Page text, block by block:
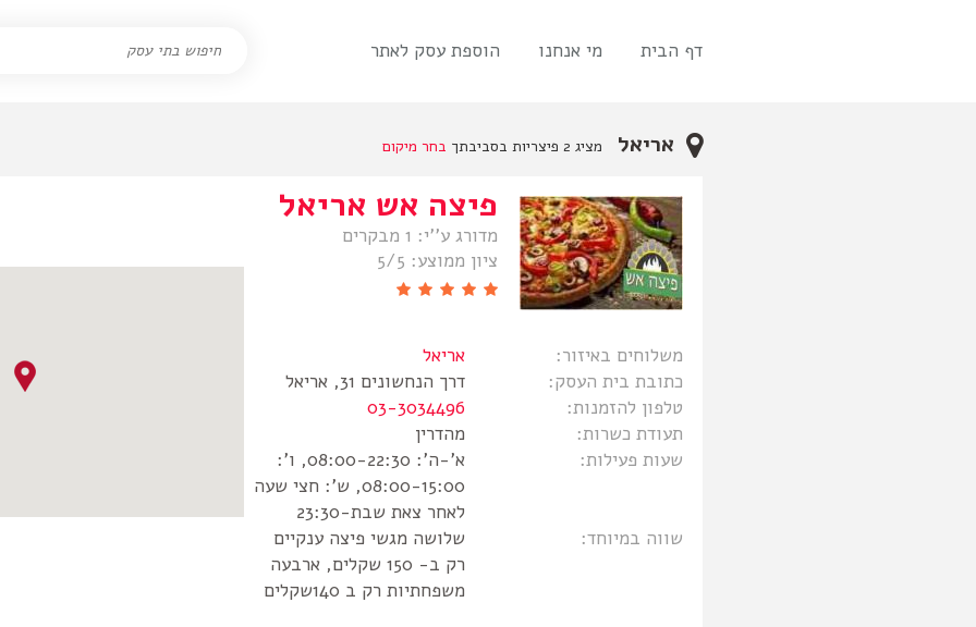
דף הבית מי אנחנו הוספת עסק לאתר
אריאל מציג 2 פיצריות בסביבתך בחר מיקום
פיצה אש אריאל
מדורג ע’’י:
ציון ממוצע:
משלוחים באיזור:
אריאל
כתובת בית העסק:
‎דרך הנחשונים 31‎, אריאל
טלפון להזמנות:
03-3034496
תעודת כשרות:
מהדרין
שעות פעילות:
א’-ה’: 08:00-22:30, ו’:
08:00-15:00, ש’: חצי שעה
לאחר צאת שבת-23:30
שווה במיוחד:
שלושה מגשי פיצה ענקיים
רק ב- 150 שקלים, ארבעה
משפחתיות רק ב 140שקלים